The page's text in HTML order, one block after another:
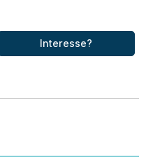
Interesse?